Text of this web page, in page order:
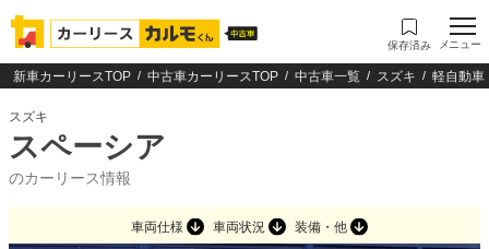
保存済み メニュー
新車カーリースTOP 中古車カーリースTOP 中古車一覧 スズキ 軽自動車
スズキ
スペーシア
のカーリース情報
車両仕様 車両状況 装備・他